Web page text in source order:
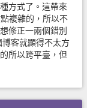
方式了。這帶來
複雜的，所以不
修正一兩個錯別
客就顯得不太方
所以跨平臺，但